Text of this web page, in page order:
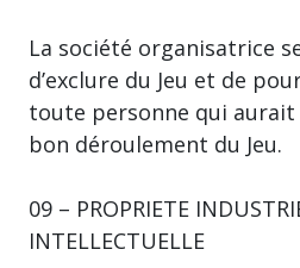
La société organisatrice
d’exclure du Jeu et de
toute personne qui
bon déroulement du Jeu.
09 – PROPRIETE
INTELLECTUELLE